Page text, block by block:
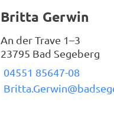
Britta Gerwin
An der Trave 1–3
23795 Bad Segeberg
04551 85647-08